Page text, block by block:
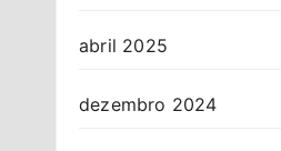
abril 2025
dezembro 2024